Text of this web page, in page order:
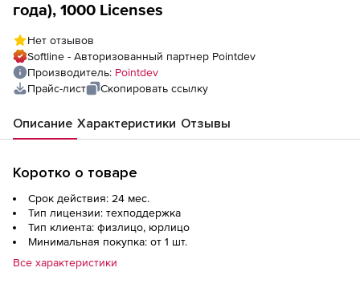
года), 1000 Licenses
Нет отзывов
Softline - Авторизованный партнер Pointdev
Производитель: Pointdev
Прайс-лист
Скопировать ссылку
Описание Характеристики Отзывы
Коротко о товаре
Срок действия: 24 мес.
Тип лицензии: техподдержка
Тип клиента: физлицо, юрлицо
Минимальная покупка: от 1 шт.
Все характеристики